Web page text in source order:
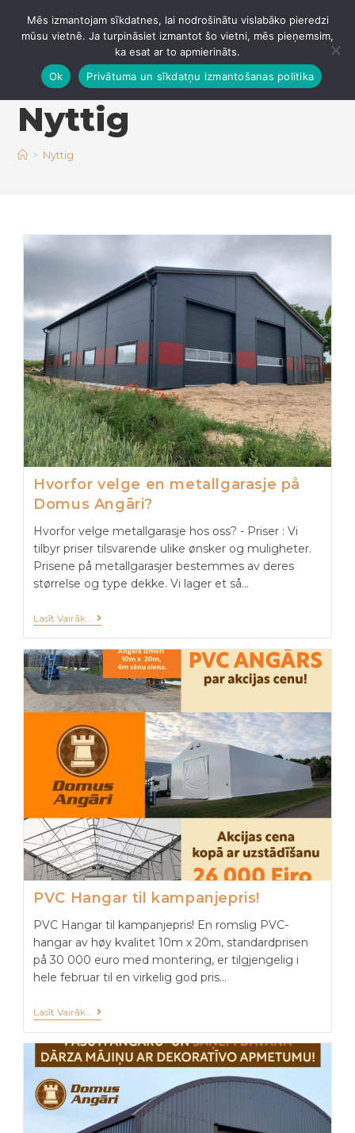
IZVĒLNE
Nyttig
> Nyttig
Hvorfor velge en metallgarasje på
Domus Angāri?
Hvorfor velge metallgarasje hos oss? - Priser : Vi
tilbyr priser tilsvarende ulike ønsker og muligheter.
Prisene på metallgarasjer bestemmes av deres
størrelse og type dekke. Vi lager et så…
Lasīt Vairāk...
PVC Hangar til kampanjepris!
PVC Hangar til kampanjepris! En romslig PVC-
hangar av høy kvalitet 10m x 20m, standardprisen
på 30 000 euro med montering, er tilgjengelig i
hele februar til en virkelig god pris…
Lasīt Vairāk...
Mēs izmantojam sīkdatnes, lai nodrošinātu vislabāko pieredzi
mūsu vietnē. Ja turpināsiet izmantot šo vietni, mēs pieņemsim,
ka esat ar to apmierināts.
Ok
Privātuma un sīkdatņu izmantošanas politika